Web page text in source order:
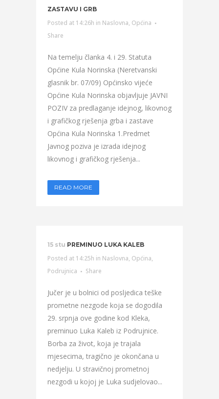
ZASTAVU I GRB
Posted at 14:26h in Naslovna, Općina
Share
Na temelju članka 4. i 29. Statuta
Općine Kula Norinska (Neretvanski
glasnik br. 07/09) Općinsko vijeće
Općine Kula Norinska objavljuje JAVNI
POZIV za predlaganje idejnog, likovnog
i grafičkog rješenja grba i zastave
Općina Kula Norinska 1.Predmet
Javnog poziva je izrada idejnog
likovnog i grafičkog rješenja...
READ MORE
15 stu PREMINUO LUKA KALEB
Posted at 14:25h in Naslovna, Općina,
Podrujnica
Share
Jučer je u bolnici od posljedica teške
prometne nezgode koja se dogodila
29. srpnja ove godine kod Kleka,
preminuo Luka Kaleb iz Podrujnice.
Borba za život, koja je trajala
mjesecima, tragično je okončana u
nedjelju. U stravičnoj prometnoj
nezgodi u kojoj je Luka sudjelovao...